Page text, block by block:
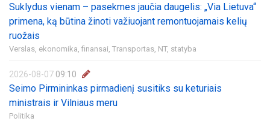
Suklydus vienam – pasekmes jaučia daugelis: „Via Lietuva“
primena, ką būtina žinoti važiuojant remontuojamais kelių
ruožais
Verslas, ekonomika, finansai, Transportas, NT, statyba
2026-08-07 09:10
Seimo Pirmininkas pirmadienį susitiks su keturiais
ministrais ir Vilniaus meru
Politika